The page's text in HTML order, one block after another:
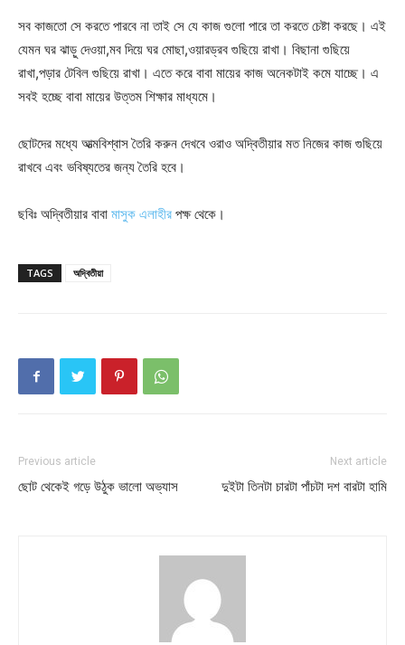
সব কাজতো সে করতে পারবে না তাই সে যে কাজ গুলো পারে তা করতে চেষ্টা করছে। এই
যেমন ঘর ঝাড়ু দেওয়া,মব দিয়ে ঘর মোছা,ওয়ারড্রব গুছিয়ে রাখা। বিছানা গুছিয়ে
রাখা,পড়ার টেবিল গুছিয়ে রাখা। এতে করে বাবা মায়ের কাজ অনেকটাই কমে যাচ্ছে। এ
সবই হচ্ছে বাবা মায়ের উত্তম শিক্ষার মাধ্যমে।
ছোটদের মধ্যে আত্মবিশ্বাস তৈরি করুন দেখবে ওরাও অদ্বিতীয়ার মত নিজের কাজ গুছিয়ে
রাখবে এবং ভবিষ্যতের জন্য তৈরি হবে।
ছবিঃ অদ্বিতীয়ার বাবা মাসুক এলাহীর পক্ষ থেকে।
TAGS অদ্বিতীয়া
Previous article
ছোট থেকেই গড়ে উঠুক ভালো অভ্যাস
Next article
দুইটা তিনটা চারটা পাঁচটা দশ বারটা হামি